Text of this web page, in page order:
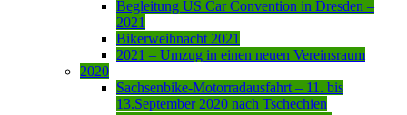
Begleitung US Car Convention in Dresden –
2021
Bikerweihnacht 2021
2021 – Umzug in einen neuen Vereinsraum
2020
Sachsenbike-Motorradausfahrt – 11. bis
13.September 2020 nach Tschechien